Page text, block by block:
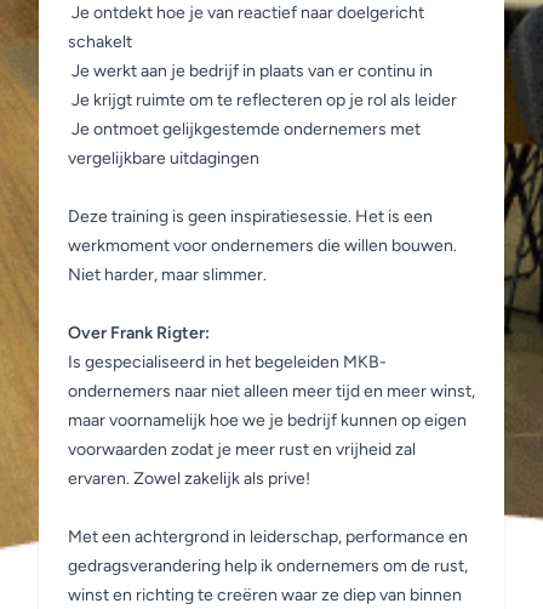
Je ontdekt hoe je van reactief naar doelgericht
schakelt
Je werkt aan je bedrijf in plaats van er continu in
Je krijgt ruimte om te reflecteren op je rol als leider
Je ontmoet gelijkgestemde ondernemers met
vergelijkbare uitdagingen
Deze training is geen inspiratiesessie. Het is een
werkmoment voor ondernemers die willen bouwen.
Niet harder, maar slimmer.
Over Frank Rigter:
Is gespecialiseerd in het begeleiden MKB-
ondernemers naar niet alleen meer tijd en meer winst,
maar voornamelijk hoe we je bedrijf kunnen op eigen
voorwaarden zodat je meer rust en vrijheid zal
ervaren. Zowel zakelijk als prive!
Met een achtergrond in leiderschap, performance en
gedragsverandering help ik ondernemers om de rust,
winst en richting te creëren waar ze diep van binnen